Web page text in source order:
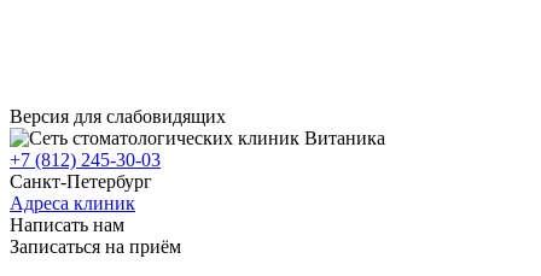
Версия для слабовидящих
+7 (812) 245-30-03
Санкт-Петербург
Адреса клиник
Написать нам
Записаться на приём